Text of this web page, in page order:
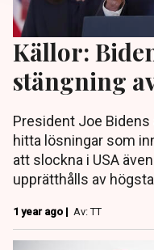
Källor:
stängning
President Joe
hitta lösningar som
att slockna i USA
upprätthålls av
1 year ago | Av: TT